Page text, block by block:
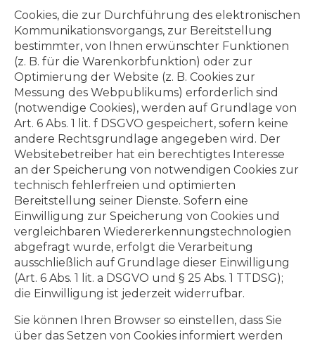
Cookies, die zur Durchführung des elektronischen
Kommunikationsvorgangs, zur Bereitstellung
bestimmter, von Ihnen erwünschter Funktionen
(z. B. für die Warenkorbfunktion) oder zur
Optimierung der Website (z. B. Cookies zur
Messung des Webpublikums) erforderlich sind
(notwendige Cookies), werden auf Grundlage von
Art. 6 Abs. 1 lit. f DSGVO gespeichert, sofern keine
andere Rechtsgrundlage angegeben wird. Der
Websitebetreiber hat ein berechtigtes Interesse
an der Speicherung von notwendigen Cookies zur
technisch fehlerfreien und optimierten
Bereitstellung seiner Dienste. Sofern eine
Einwilligung zur Speicherung von Cookies und
vergleichbaren Wiedererkennungstechnologien
abgefragt wurde, erfolgt die Verarbeitung
ausschließlich auf Grundlage dieser Einwilligung
(Art. 6 Abs. 1 lit. a DSGVO und § 25 Abs. 1 TTDSG);
die Einwilligung ist jederzeit widerrufbar.
Sie können Ihren Browser so einstellen, dass Sie
über das Setzen von Cookies informiert werden